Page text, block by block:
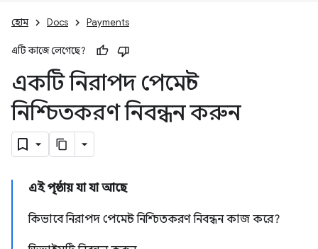
হোম Docs Payments
এটি কাজে লেগেছে?
একটি নিরাপদ পেমেন্ট
নিশ্চিতকরণ নিবন্ধন করুন
এই পৃষ্ঠায় যা যা আছে
কিভাবে নিরাপদ পেমেন্ট নিশ্চিতকরণ নিবন্ধন কাজ করে?